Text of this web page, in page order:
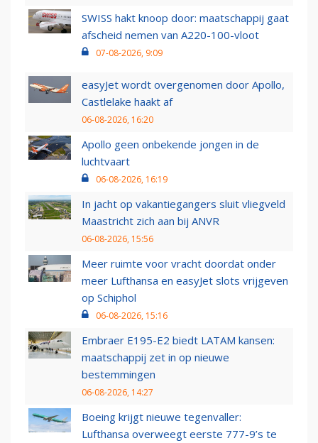
SWISS hakt knoop door: maatschappij gaat
afscheid nemen van A220-100-vloot
07-08-2026, 9:09
easyJet wordt overgenomen door Apollo,
Castlelake haakt af
06-08-2026, 16:20
Apollo geen onbekende jongen in de
luchtvaart
06-08-2026, 16:19
In jacht op vakantiegangers sluit vliegveld
Maastricht zich aan bij ANVR
06-08-2026, 15:56
Meer ruimte voor vracht doordat onder
meer Lufthansa en easyJet slots vrijgeven
op Schiphol
06-08-2026, 15:16
Embraer E195-E2 biedt LATAM kansen:
maatschappij zet in op nieuwe
bestemmingen
06-08-2026, 14:27
Boeing krijgt nieuwe tegenvaller:
Lufthansa overweegt eerste 777-9’s te